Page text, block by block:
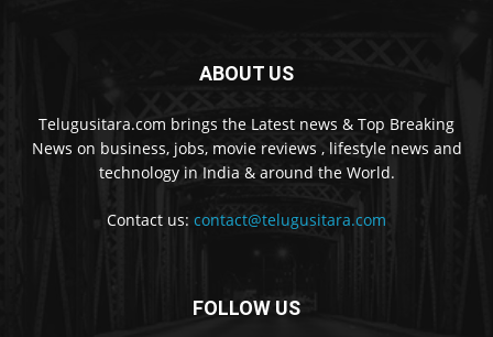
ABOUT US
Telugusitara.com brings the Latest news & Top Breaking
News on business, jobs, movie reviews , lifestyle news and
technology in India & around the World.
Contact us: contact@telugusitara.com
FOLLOW US